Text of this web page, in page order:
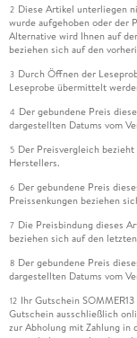
2 Diese Artikel unterliegen
wurde aufgehoben oder der
Alternative wird Ihnen auf
beziehen sich auf den
3 Durch Öffnen der
Leseprobe übermittelt
4 Der gebundene Preis
dargestellten Datums vom
5 Der Preisvergleich
Herstellers.
6 Der gebundene Preis
Preissenkungen beziehen
7 Die Preisbindung dieses
beziehen sich auf den
8 Der gebundene Preis
dargestellten Datums vom
12 Ihr Gutschein
Gutschein ausschließlich
zur Abholung mit Zahlung